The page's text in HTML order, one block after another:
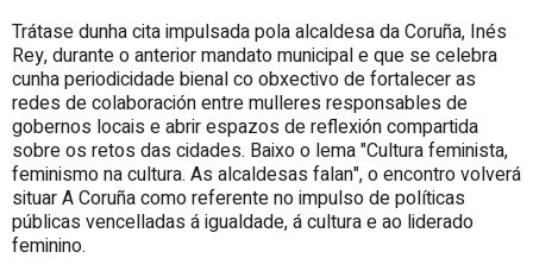
Trátase dunha cita impulsada pola alcaldesa da Coruña, Inés
Rey, durante o anterior mandato municipal e que se celebra
cunha periodicidade bienal co obxectivo de fortalecer as
redes de colaboración entre mulleres responsables de
gobernos locais e abrir espazos de reflexión compartida
sobre os retos das cidades. Baixo o lema "Cultura feminista,
feminismo na cultura. As alcaldesas falan", o encontro volverá
situar A Coruña como referente no impulso de políticas
públicas vencelladas á igualdade, á cultura e ao liderado
feminino.